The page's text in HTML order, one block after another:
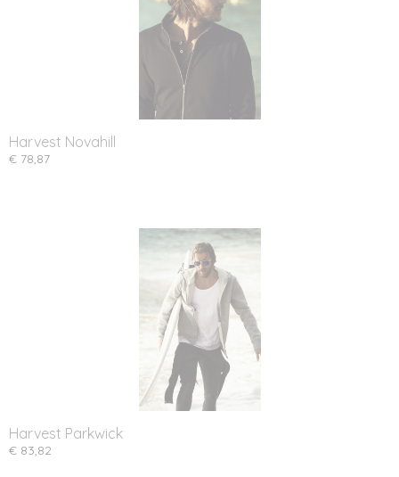
Harvest Novahill
€ 78,87
Harvest Parkwick
€ 83,82